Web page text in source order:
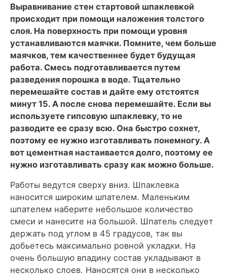
Выравнивание стен стартовой шпаклевкой
происходит при помощи наложения толстого
слоя. На поверхность при помощи уровня
устанавливаются маячки. Помните, чем больше
маячков, тем качественнее будет будущая
работа. Смесь подготавливается путем
разведения порошка в воде. Тщательно
перемешайте состав и дайте ему отстоятся
минут 15. А после снова перемешайте. Если вы
используете гипсовую шпаклевку, то не
разводите ее сразу всю. Она быстро сохнет,
поэтому ее нужно изготавливать понемногу. А
вот цементная настаивается долго, поэтому ее
нужно изготавливать сразу как можно больше.
Работы ведутся сверху вниз. Шпаклевка
наносится широким шпателем. Маленьким
шпателем наберите небольшое количество
смеси и нанесите на большой. Шпатель следует
держать под углом в 45 градусов, так вы
добьетесь максимально ровной укладки. На
очень большую впадину состав укладывают в
несколько слоев. Наносятся они в несколько